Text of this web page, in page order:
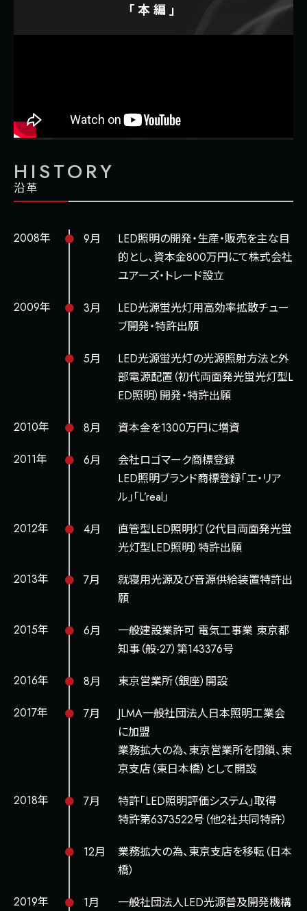
「本編」
HISTORY
沿革
2008年 9月
LED照明の開発・生産・販売を主な目
的とし、資本金800万円にて株式会社
ユアーズ・トレード設立
2009年
3月
LED光源蛍光灯用高効率拡散チュー
ブ開発・特許出願
5月
LED光源蛍光灯の光源照射方法と外
部電源配置（初代両面発光蛍光灯型L
ED照明）開発・特許出願
2010年
8月
資本金を1300万円に増資
2011年
6月
会社ロゴマーク商標登録
LED照明ブランド商標登録「エ・リア
ル」「L’real」
2012年
4月
直管型LED照明灯（2代目両面発光蛍
光灯型LED照明）特許出願
2013年
7月
就寝用光源及び音源供給装置特許出
願
2015年
6月
一般建設業許可 電気工事業 東京都
知事（般-27）第143376号
2016年
8月
東京営業所（銀座）開設
2017年
7月
JLMA一般社団法人日本照明工業会
に加盟
業務拡大の為、東京営業所を閉鎖、東
京支店（東日本橋）として開設
2018年
7月
特許「LED照明評価システム」取得
特許第6373522号（他2社共同特許）
12月
業務拡大の為、東京支店を移転（日本
橋）
2019年
1月
一般社団法人LED光源普及開発機構